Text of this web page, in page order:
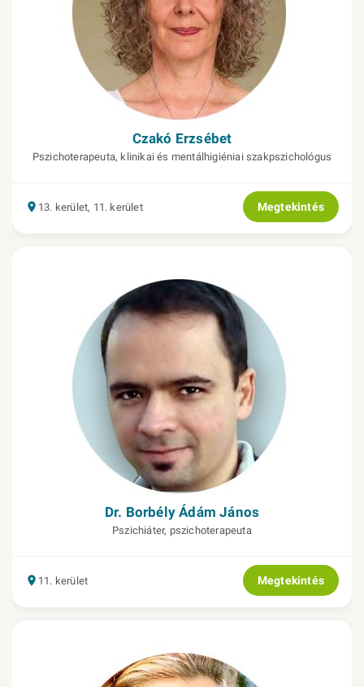
Czakó Erzsébet
Pszichoterapeuta, klinikai és mentálhigiéniai szakpszichológus
13. kerület, 11. kerület Megtekintés
Dr. Borbély Ádám János
Pszichiáter, pszichoterapeuta
11. kerület Megtekintés